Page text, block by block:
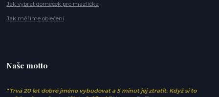
Jak vybrat domeček pro mazlíčka
Jak měříme oblečení
Naše motto
" Trvá 20 let dobré jméno vybudovat a 5 minut jej ztratit. Když si to